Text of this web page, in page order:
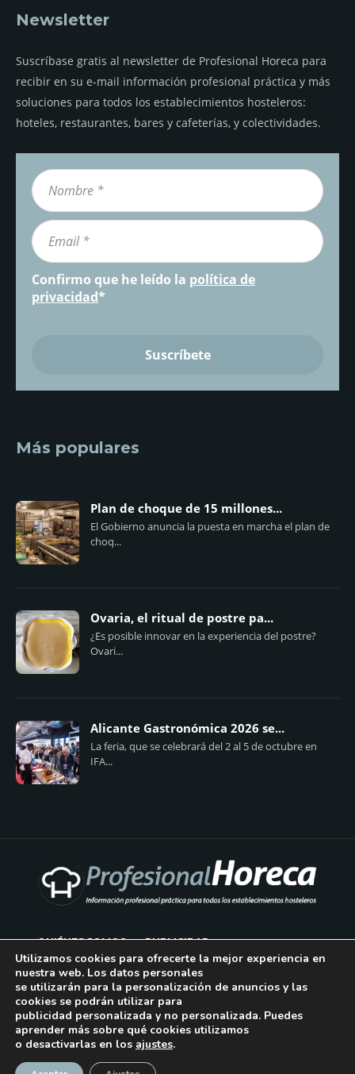
Newsletter
Suscríbase gratis al newsletter de Profesional Horeca para
recibir en su e-mail información profesional práctica y más
soluciones para todos los establecimientos hosteleros:
hoteles, restaurantes, bares y cafeterías, y colectividades.
Confirmo que he leído la política de
privacidad*
Más populares
Plan de choque de 15 millones...
El Gobierno anuncia la puesta en marcha el plan de
choq...
Ovaria, el ritual de postre pa...
¿Es posible innovar en la experiencia del postre?
Ovari...
Alicante Gastronómica 2026 se...
La feria, que se celebrará del 2 al 5 de octubre en
IFA...
QUIÉNES SOMOS PUBLICIDAD
AVISO LEGAL
POLÍTICA DE COOKIES
POLÍTICA DE PRIVACIDAD
CONTACTO
¡Suscríbase!
Utilizamos cookies para ofrecerte la mejor experiencia en
nuestra web. Los datos personales
se utilizarán para la personalización de anuncios y las
cookies se podrán utilizar para
publicidad personalizada y no personalizada. Puedes
aprender más sobre qué cookies utilizamos
o desactivarlas en los ajustes.